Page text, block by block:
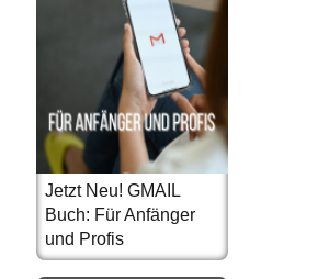
Jetzt Neu! GMAIL
Buch: Für Anfänger
und Profis